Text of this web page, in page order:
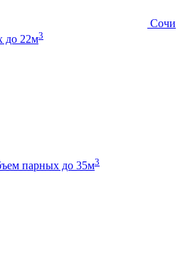
Сочи
до 22м3
парных до 35м3